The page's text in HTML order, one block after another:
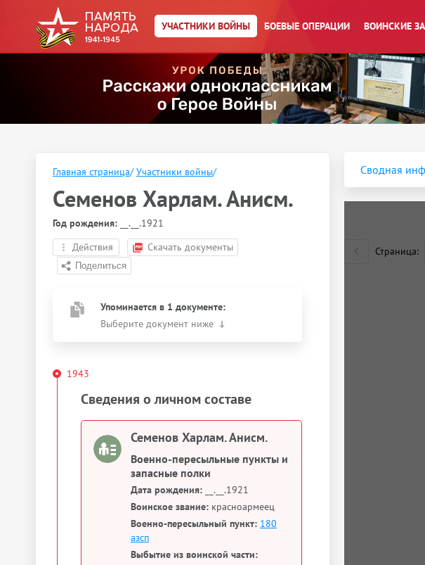
УЧАСТНИКИ ВОЙНЫ БОЕВЫЕ ОПЕРАЦИИ ВОИНСКИЕ
Главная страница/ Участники войны/
Семенов Харлам. Анисм.
Год рождения: __.__.1921
Действия
Скачать документы
Упоминается в 1 документе:
Выберите документ ниже
1943
Сведения о личном составе
Семенов Харлам. Анисм.
Военно-пересыльные пункты и
запасные полки
Дата рождения: __.__.1921
Воинское звание: красноармеец
Военно-пересыльный пункт: 180
азсп
Выбытие из воинской части:
Сводная
Страница: